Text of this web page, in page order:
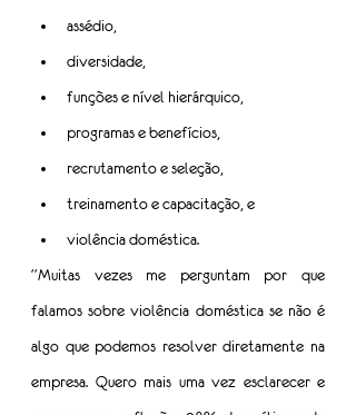
assédio,
diversidade,
funções e nível hierárquico,
programas e benefícios,
recrutamento e seleção,
treinamento e capacitação, e
violência doméstica.
“Muitas vezes me perguntam por que
falamos sobre violência doméstica se não é
algo que podemos resolver diretamente na
empresa. Quero mais uma vez esclarecer e